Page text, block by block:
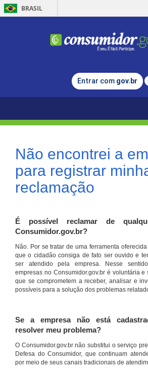
BRASIL
Entrar com gov.br
Não encontrei a
para registrar
reclamação
É possível reclamar de
Consumidor.gov.br?
Não. Por se tratar de uma ferramenta
que o cidadão consiga de fato ser ouvido e
ser atendido pela empresa. Nesse
empresas no Consumidor.gov.br é voluntária
que se comprometem a receber, analisar e
possíveis para a solução dos problemas
Se a empresa não está
resolver meu problema?
O Consumidor.gov.br não substitui o serviço
Defesa do Consumidor, que continuam
por meio de seus canais tradicionais de